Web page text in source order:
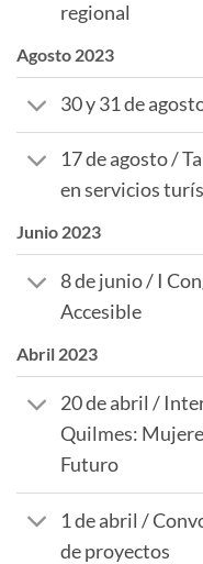
regional
Agosto 2023
30 y 31 de
17 de agosto /
en servicios
Junio 2023
8 de junio / I
Accesible
Abril 2023
20 de abril /
Quilmes:
Futuro
1 de abril /
de proyectos